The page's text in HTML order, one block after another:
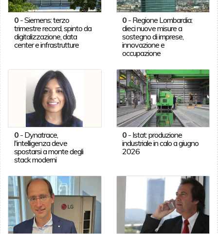
0-Siemens: terzo
trimestre record, spinto da
digitalizzazione, data
center e infrastrutture
0 - Regione Lombardia:
dieci nuove misure a
sostegno di imprese,
innovazione e
occupazione
0- Dynatrace,
l'intelligenza deve
spostarsi a monte degli
stack moderni
0 - Istat: produzione
industriale in calo a giugno
2026